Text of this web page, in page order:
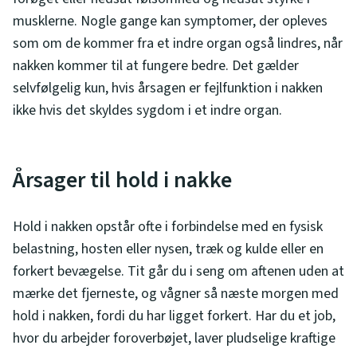
musklerne. Nogle gange kan symptomer, der opleves
som om de kommer fra et indre organ også lindres, når
nakken kommer til at fungere bedre. Det gælder
selvfølgelig kun, hvis årsagen er fejlfunktion i nakken
ikke hvis det skyldes sygdom i et indre organ.
Årsager til hold i nakke
Hold i nakken opstår ofte i forbindelse med en fysisk
belastning, hosten eller nysen, træk og kulde eller en
forkert bevægelse. Tit går du i seng om aftenen uden at
mærke det fjerneste, og vågner så næste morgen med
hold i nakken, fordi du har ligget forkert. Har du et job,
hvor du arbejder foroverbøjet, laver pludselige kraftige